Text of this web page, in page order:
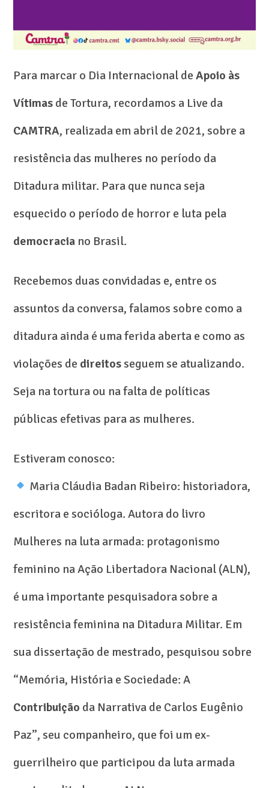
Para marcar o Dia Internacional deApoio às
Vítimas de Tortura, recordamos a Live da
CAMTRA, realizada em abril de 2021, sobre a
resistência das mulheres no período da
Ditadura militar. Para que nunca seja
esquecido o período de horror e luta pela
democracia no Brasil.
Recebemos duas convidadas e, entre os
assuntos da conversa, falamos sobre como a
ditadura ainda é uma ferida aberta e como as
violações de direitosseguem se atualizando.
Seja na tortura ou na falta de políticas
públicas efetivas para as mulheres.
Estiveram conosco:
Maria Cláudia Badan Ribeiro: historiadora,
escritora e socióloga. Autora do livro
Mulheres na luta armada: protagonismo
feminino na Ação Libertadora Nacional (ALN),
é uma importante pesquisadora sobre a
resistência feminina na Ditadura Militar. Em
sua dissertação de mestrado, pesquisou sobre
“Memória, História e Sociedade: A
Contribuição da Narrativa de Carlos Eugênio
Paz”, seu companheiro, que foi um ex-
guerrilheiro que participou da luta armada